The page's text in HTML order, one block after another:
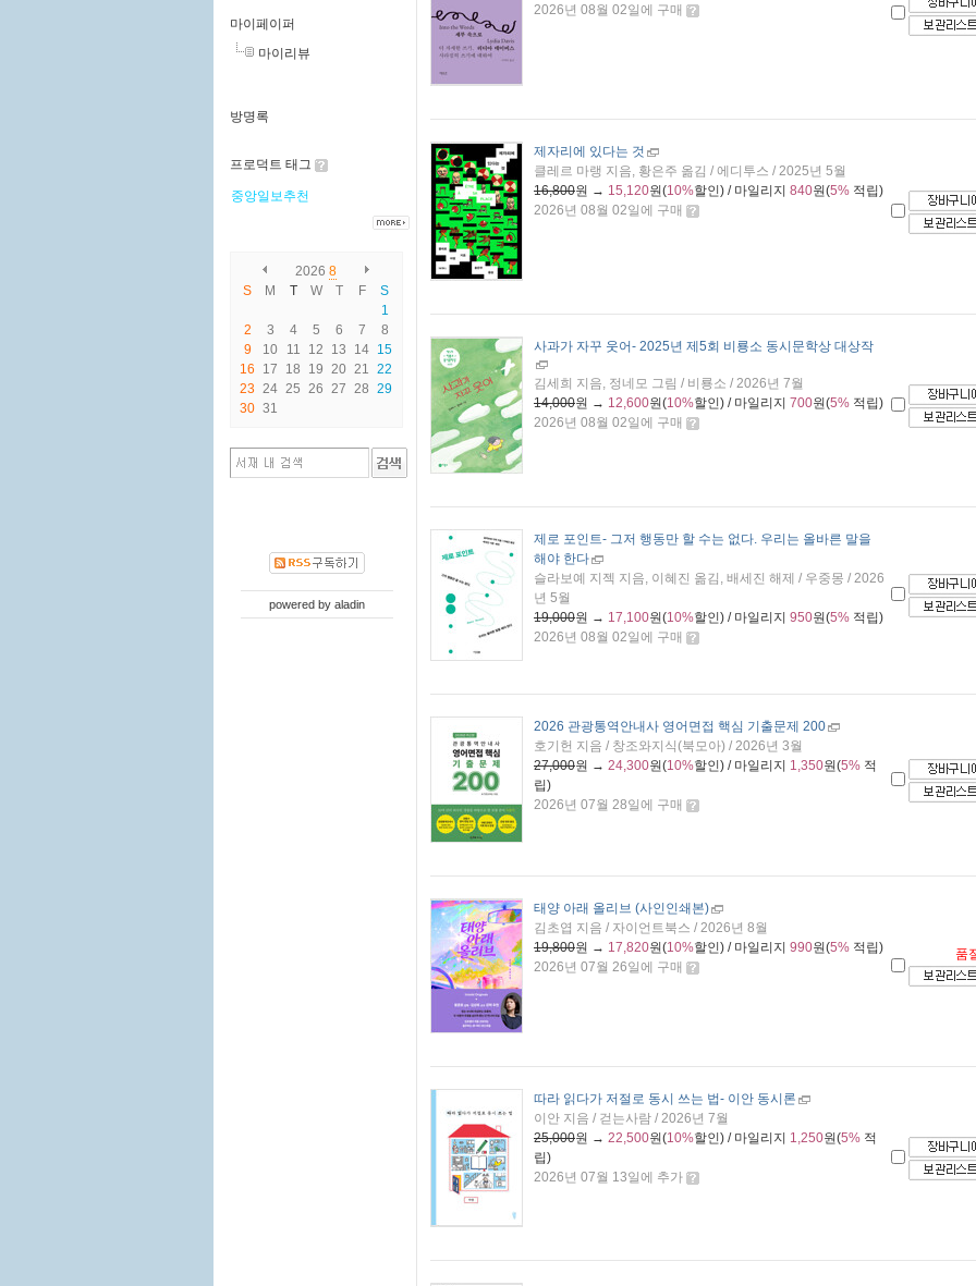
마이페이퍼
마이리뷰
방명록
프로덕트 태그
중앙일보추천
2026 8
S
M T W T F
S
1
2
3 4 5 6 7
8
9
10 11 12 13 14 15
16
17 18 19 20 21 22
23 24 25 26 27 28 29
30 31
powered by aladin
2026년 08월 02일에 구매
제자리에 있다는 것
클레르 마랭 지음, 황은주 옮김 / 에디투스 / 2025년 5월
16,800원 → 15,120원(10%할인) / 마일리지 840원(5% 적립)
2026년 08월 02일에 구매
사과가 자꾸 웃어- 2025년 제5회 비룡소 동시문학상 대상작
김세희 지음, 정네모 그림 / 비룡소 / 2026년 7월
14,000원 → 12,600원(10%할인) / 마일리지 700원(5% 적립)
2026년 08월 02일에 구매
제로 포인트- 그저 행동만 할 수는 없다. 우리는 올바른 말을
해야 한다
슬라보예 지젝 지음, 이혜진 옮김, 배세진 해제 / 우중몽 / 2026
년 5월
19,000원 → 17,100원(10%할인) / 마일리지 950원(5% 적립)
2026년 08월 02일에 구매
2026 관광통역안내사 영어면접 핵심 기출문제 200
호기헌 지음 / 창조와지식(북모아) / 2026년 3월
27,000원 → 24,300원(10%할인) / 마일리지 1,350원(5% 적
립)
2026년 07월 28일에 구매
태양 아래 올리브 (사인인쇄본)
김초엽 지음 / 자이언트북스 / 2026년 8월
19,800원 → 17,820원(10%할인) / 마일리지 990원(5% 적립)
2026년 07월 26일에 구매
품
따라 읽다가 저절로 동시 쓰는 법- 이안 동시론
이안 지음 / 걷는사람 / 2026년 7월
25,000원 → 22,500원(10%할인) / 마일리지 1,250원(5% 적
립)
2026년 07월 13일에 추가